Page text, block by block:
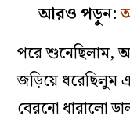
আরও পড়ুন:
পরে শুনেছিলাম,
জড়িয়ে ধরেছিলুম
বেরনো ধারালো